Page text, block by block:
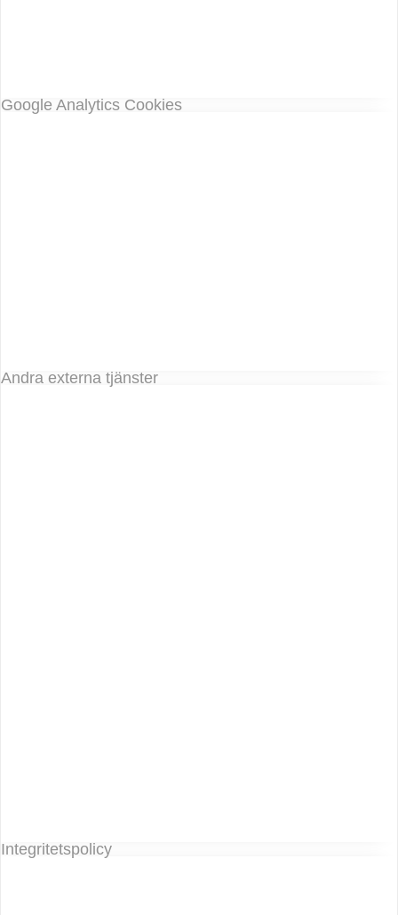
Google Analytics Cookies
Andra externa tjänster
Integritetspolicy